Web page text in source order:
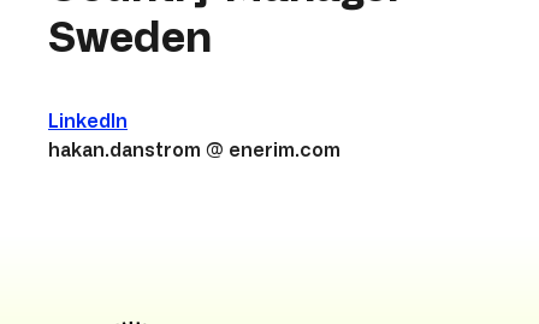
Sweden
LinkedIn
hakan.danstrom @ enerim.com